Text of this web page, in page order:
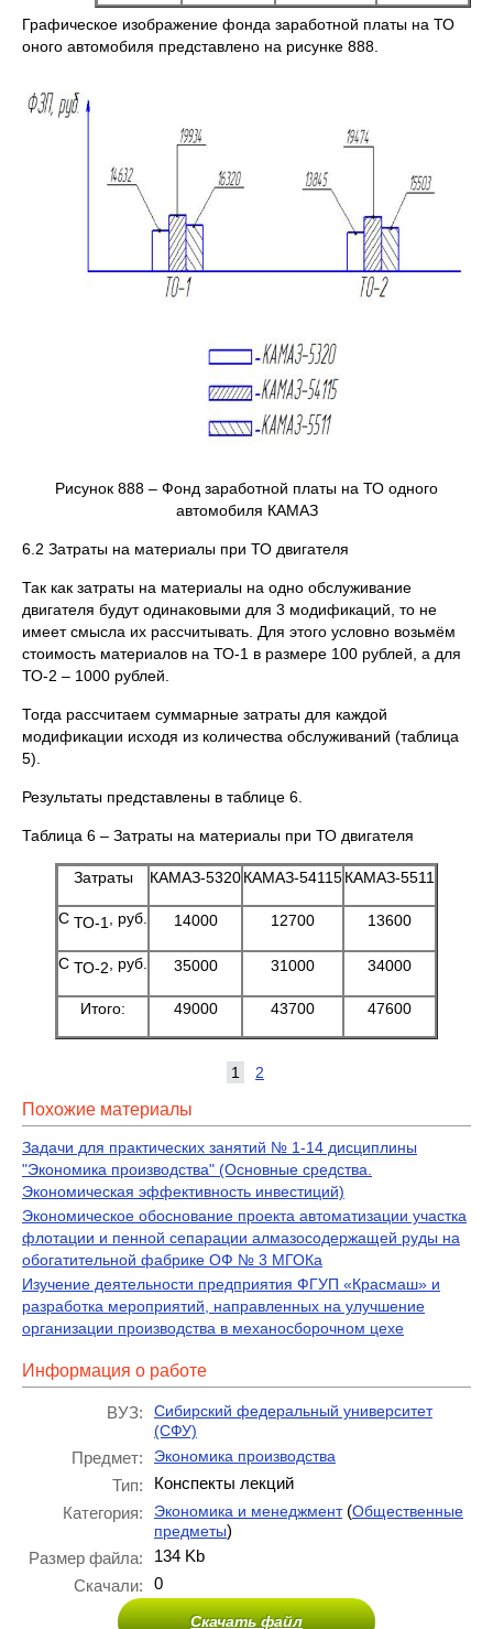
Графическое изображение фонда заработной платы на ТО
оного автомобиля представлено на рисунке 888.
Рисунок 888 – Фонд заработной платы на ТО одного
автомобиля КАМАЗ
6.2 Затраты на материалы при ТО двигателя
Так как затраты на материалы на одно обслуживание
двигателя будут одинаковыми для 3 модификаций, то не
имеет смысла их рассчитывать. Для этого условно возьмём
стоимость материалов на ТО-1 в размере 100 рублей, а для
ТО-2 – 1000 рублей.
Тогда рассчитаем суммарные затраты для каждой
модификации исходя из количества обслуживаний (таблица
5).
Результаты представлены в таблице 6.
Таблица 6 – Затраты на материалы при ТО двигателя
Затраты КАМАЗ-5320КАМАЗ-54115КАМАЗ-5511
С ТО-1 , руб. 14000 12700 13600
С ТО-2 , руб. 35000 31000 34000
Итого: 49000 43700 47600
1 2
Похожие материалы
Задачи для практических занятий № 1-14 дисциплины
"Экономика производства" (Основные средства.
Экономическая эффективность инвестиций)
Экономическое обоснование проекта автоматизации участка
флотации и пенной сепарации алмазосодержащей руды на
обогатительной фабрике ОФ № 3 МГОКа
Изучение деятельности предприятия ФГУП «Красмаш» и
разработка мероприятий, направленных на улучшение
организации производства в механосборочном цехе
Информация о работе
ВУЗ:
Сибирский федеральный университет
(СФУ)
Предмет: Экономика производства
Тип:
Конспекты лекций
Категория:
Экономика и менеджмент(Общественные
предметы)
Размер файла:
134 Kb
Скачали:
0
Скачать файл